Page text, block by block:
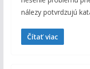
nálezy potvrdzujú
Čítať viac